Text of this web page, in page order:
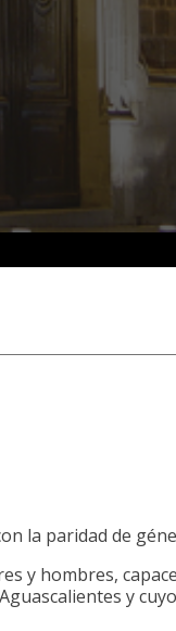
la paridad de
y hombres,
y